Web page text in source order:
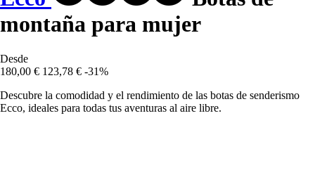
montaña para mujer
Desde
180,00 € 123,78 € -31%
Descubre la comodidad y el rendimiento de las botas de senderismo
Ecco, ideales para todas tus aventuras al aire libre.